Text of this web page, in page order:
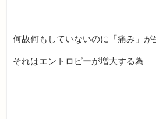
何故何もしていないのに「痛み」が
それはエントロピーが増大する為